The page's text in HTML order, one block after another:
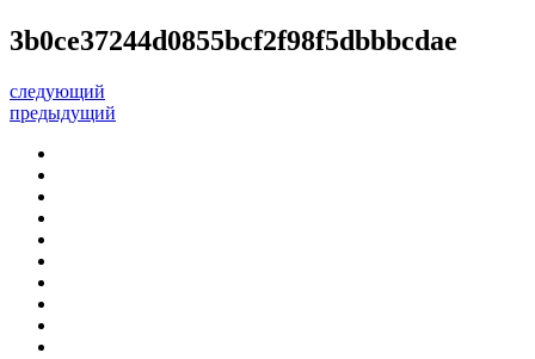
3b0ce37244d0855bcf2f98f5dbbbcdae
следующий
предыдущий